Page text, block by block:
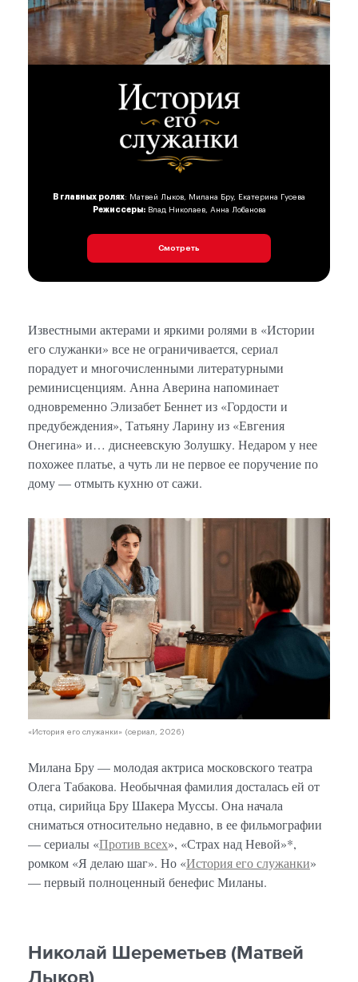
В главных ролях: Матвей Лыков, Милана Бру, Екатерина Гусева
Режиссеры:Влад Николаев, Анна Лобанова
Смотреть
Известными актерами и яркими ролями в «Истории
его служанки» все не ограничивается, сериал
порадует и многочисленными литературными
реминисценциям. Анна Аверина напоминает
одновременно Элизабет Беннет из «Гордости и
предубеждения», Татьяну Ларину из «Евгения
Онегина» и… диснеевскую Золушку. Недаром у нее
похожее платье, а чуть ли не первое ее поручение по
дому — отмыть кухню от сажи.
«История его служанки» (сериал, 2026)
Милана Бру — молодая актриса московского театра
Олега Табакова. Необычная фамилия досталась ей от
отца, сирийца Бру Шакера Муссы. Она начала
сниматься относительно недавно, в ее фильмографии
— сериалы «Против всех», «Страх над Невой»*,
ромком «Я делаю шаг». Но «История его служанки»
— первый полноценный бенефис Миланы.
Николай Шереметьев (Матвей
Лыков)